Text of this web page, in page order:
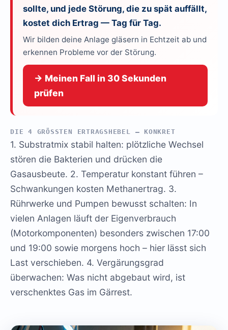
sollte, und jede Störung, die zu spät auffällt,
kostet dich Ertrag — Tag für Tag.
Wir bilden deine Anlage gläsern in Echtzeit ab und
erkennen Probleme vor der Störung.
→ Meinen Fall in 30 Sekunden
prüfen
DIE 4 GRÖSSTEN ERTRAGSHEBEL – KONKRET
1. Substratmix stabil halten: plötzliche Wechsel
stören die Bakterien und drücken die
Gasausbeute. 2. Temperatur konstant führen –
Schwankungen kosten Methanertrag. 3.
Rührwerke und Pumpen bewusst schalten: In
vielen Anlagen läuft der Eigenverbrauch
(Motorkomponenten) besonders zwischen 17:00
und 19:00 sowie morgens hoch – hier lässt sich
Last verschieben. 4. Vergärungsgrad
überwachen: Was nicht abgebaut wird, ist
verschenktes Gas im Gärrest.